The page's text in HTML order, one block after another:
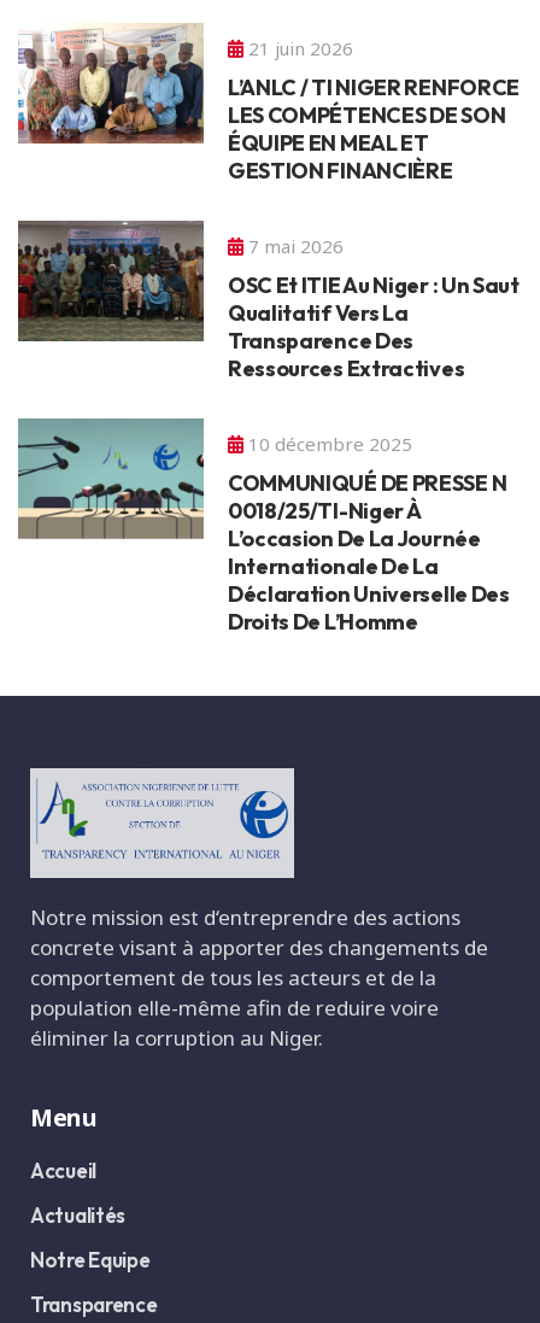
21 juin 2026
L’ANLC / TI NIGER RENFORCE
LES COMPÉTENCES DE SON
ÉQUIPE EN MEAL ET
GESTION FINANCIÈRE
7 mai 2026
OSC Et ITIE Au Niger : Un Saut
Qualitatif Vers La
Transparence Des
Ressources Extractives
10 décembre 2025
COMMUNIQUÉ DE PRESSE N
0018/25/TI-Niger À
L’occasion De La Journée
Internationale De La
Déclaration Universelle Des
Droits De L’Homme
Notre mission est d‘entreprendre des actions
concrete visant à apporter des changements de
comportement de tous les acteurs et de la
population elle-même afin de reduire voire
éliminer la corruption au Niger.
Menu
Accueil
Actualités
Notre Equipe
Transparence